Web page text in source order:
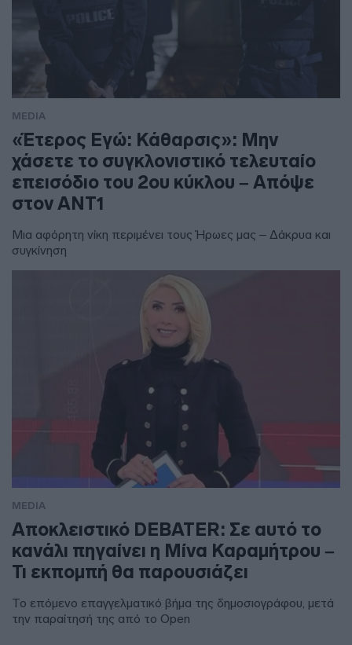
MEDIA
«Έτερος Εγώ: Κάθαρσις»: Μην
χάσετε το συγκλονιστικό τελευταίο
επεισόδιο του 2ου κύκλου – Απόψε
στον ΑΝΤ1
Μια αφόρητη νίκη περιμένει τους Ήρωες μας – Δάκρυα και
συγκίνηση
MEDIA
Αποκλειστικό DEBATER: Σε αυτό το
κανάλι πηγαίνει η Μίνα Καραμήτρου –
Τι εκπομπή θα παρουσιάζει
Το επόμενο επαγγελματικό βήμα της δημοσιογράφου, μετά
την παραίτησή της από το Open